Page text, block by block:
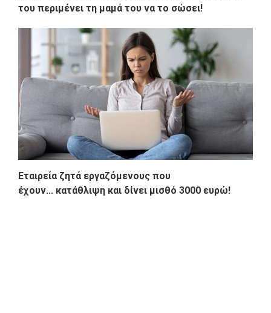
του περιμένει τη μαμά του να το σώσει!
Εταιρεία ζητά εργαζόμενους που
έχουν... κατάθλιψη και δίνει μισθό 3000 ευρώ!